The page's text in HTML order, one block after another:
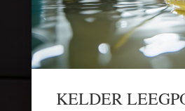
KELDER